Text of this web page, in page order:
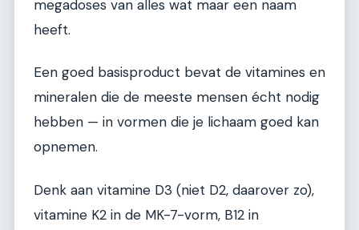
megadoses van alles wat maar een naam
heeft.
Een goed basisproduct bevat de vitamines en
mineralen die de meeste mensen écht nodig
hebben — in vormen die je lichaam goed kan
opnemen.
Denk aan vitamine D3 (niet D2, daarover zo),
vitamine K2 in de MK-7-vorm, B12 in